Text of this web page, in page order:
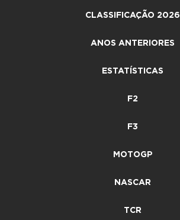
CLASSIFICAÇÃO 2026
ANOS ANTERIORES
ESTATÍSTICAS
F2
F3
MOTOGP
NASCAR
TCR